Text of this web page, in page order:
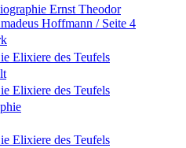
Ernst Theodor
Hoffmann / Seite 4
Elixiere des Teufels
Elixiere des Teufels
Elixiere des Teufels